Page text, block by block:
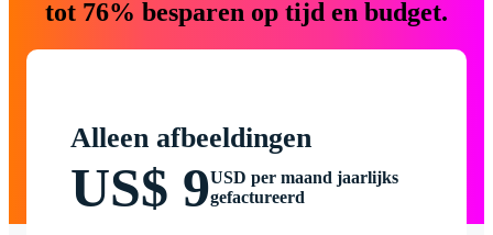
tot 76% besparen op tijd en budget.
Alleen afbeeldingen
US$ 9USD per maand jaarlijks
gefactureerd